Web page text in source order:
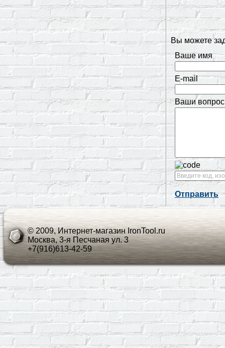
Вы можете
Ваше имя
E-mail
Ваши
Отправить
© 2009, Интернет-магазин IronTool.ru
Москва, 3-я Песчаная ул. 3
+7(916)613-42-59